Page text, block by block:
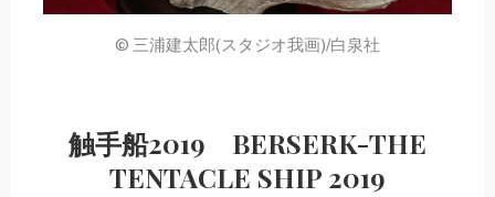
© 三浦建太郎(スタジオ我画)/白泉社
触手船2019 BERSERK-THE
TENTACLE SHIP 2019